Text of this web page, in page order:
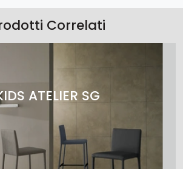
Correlati
ATELIER SG